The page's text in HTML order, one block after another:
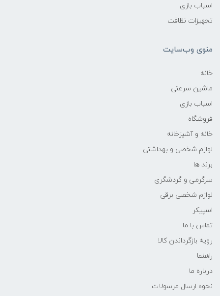
اسباب بازی
تجهیزات نظافت
منوی وب‌سایت
خانه
ماشین سرعتی
اسباب بازی
فروشگاه
خانه و آشپزخانه
لوازم شخصی و بهداشتی
برند ها
سرگرمی و گردشگری
لوازم شخصی برقی
اسپیکر
تماس با ما
رویه بازگرداندن کالا
راهنما
درباره ما
نحوه ارسال مرسولات